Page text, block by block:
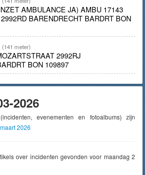
AMBULANCE JA) AMBU 17143
BARENDRECHT BARDRT BON
(141 meter)
2992RJ
BON 109897
2026
evenementen en fotoalbums) zijn
2026
over incidenten gevonden voor maandag 2